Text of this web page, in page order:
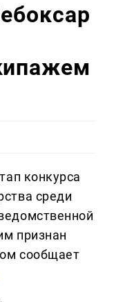
конкурса
среди
признан
сообщает